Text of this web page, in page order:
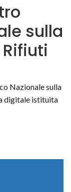
sulla
Nazionale sulla
digitale istituita